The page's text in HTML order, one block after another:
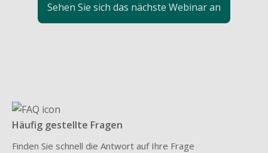
Sehen Sie sich das nächste Webinar an
Häufig gestellte Fragen
Finden Sie schnell die Antwort auf Ihre Frage